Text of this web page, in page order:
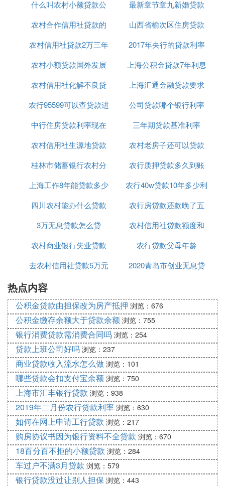
您好，现在能提供小额贷款的平台很多，额度基本在
500-30万之间，可通过银行、网贷等方式申请。小额
贷款相比其它贷款虽然额度较低，但放款快、借还灵
活，很受青睐。只要选择正规的大平台，资金和信息
安全有保障，就可以放心使用。
推荐使用有钱花，有钱花原名“网络有钱花”，是度小
满金融旗下信贷品牌，面向用户提供安全便捷、无抵
押、无担保的信贷服务，借钱就上度小满金融APP
（点击官方测额）。有钱花-满易贷，日息低至0.02%
起，具有申请简便、利率低放款快、借还灵活、息费
透明、安全性强等特点。
和您分享有钱花消费类产品的申请条件：主要分为年
龄要求和资料要求两个部分。
一、年龄要求：在18-55周岁之间。特别提示：有钱
花谢绝向在校大学生提供消费分期贷款，如您是在校
大学生，请您放弃申请。
证、本人借记卡。
注意：申请只支持借记卡，申请卡也为您的借款银行
卡。本人身份信息需为二代身份证信息，不能使用临
时身份证、过期身份证、一代身份证进行申请。
此答案由有钱花提供，因内容存在时效性等客观原
因，若回答内容与有钱花产品的实际息费计算方式不
符，以度小满金融APP-有钱花借款页面显示为准。
希望这个回答对您有帮助。
㈢ 创业担保贷款额度
大学生的创业贷款都属于小额贷款，贷款额度不高，
一般在控制在几万元以内。在申请创业贷款过程中，
借款学生需要有担保人为自己做担保。担保人要求有
良好的经济能力和信用。在评定借款学生贷款额度的
时候，通常是担保人的资质越好，那么借款学生科获
贷款平台
什么叫农村小额贷款公
司有哪些
最新章节章九新婚贷款
无息贷款
农村合作信用社贷款的
利息率
山西省榆次区住房贷款
利率
农村信用社贷款2万三年
还利率多少
2017年央行的贷款利率
农村小额贷款国外发展
趋势
上海公积金贷款7年利息
多少
农村信用社化解不良贷
款的办法
上海汇通金融贷款要求
条件是什么意思
农行95599可以查贷款进
度吗
公司贷款哪个银行利率
低
中行住房贷款利率现在
多少2020年
三年期贷款基准利率
2018最新
农村信用社生源地贷款
毕业确认
农村老房子还可以贷款
吗
桂林市储蓄银行农村分
行贷款
农行质押贷款多久到账
上海工作8年能贷款多少
农行40w贷款10年多少利
息
四川农村能办什么贷款
买房
农行房贷款还款晚了五
天
3万无息贷款怎么贷
农村信用社贷款额度和
利息
农村商业银行失业贷款
利率
农行贷款父母年龄
去农村信用社贷款5万元
一年利息要多少钱
2020青岛市创业无息贷
热点内容
公积金贷款由担保改为房产抵押 浏览：676
公积金缴存余额大于贷款余额 浏览：755
银行消费贷款需消费合同吗 浏览：254
贷款上班公司好吗 浏览：237
商业贷款收入流水怎么做 浏览：101
哪些贷款会扣支付宝余额 浏览：750
上海市汇丰银行贷款 浏览：938
2019年二月份农行贷款利率 浏览：630
如何在网上申请工行贷款 浏览：217
购房协议书因为银行资料不全贷款 浏览：670
18百分百不拒的小额贷款 浏览：284
车过户不满3月贷款 浏览：579
银行贷款没过让别人担保 浏览：443